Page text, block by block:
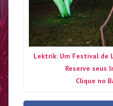
Lektrik: Um Festival de
Reserve seus
Clique no